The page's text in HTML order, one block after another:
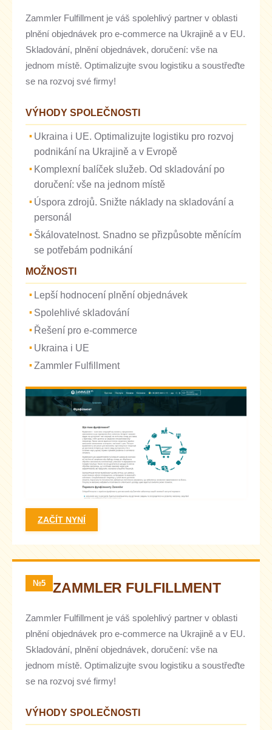
Zammler Fulfillment je váš spolehlivý partner v oblasti
plnění objednávek pro e-commerce na Ukrajině a v EU.
Skladování, plnění objednávek, doručení: vše na
jednom místě. Optimalizujte svou logistiku a soustřeďte
se na rozvoj své firmy!
VÝHODY SPOLEČNOSTI
Ukraina i UE. Optimalizujte logistiku pro rozvoj
podnikání na Ukrajině a v Evropě
Komplexní balíček služeb. Od skladování po
doručení: vše na jednom místě
Úspora zdrojů. Snižte náklady na skladování a
personál
Škálovatelnost. Snadno se přizpůsobte měnícím
se potřebám podnikání
MOŽNOSTI
Lepší hodnocení plnění objednávek
Spolehlivé skladování
Řešení pro e-commerce
Ukraina i UE
Zammler Fulfillment
ZAČÍT NYNÍ
№5 ZAMMLER FULFILLMENT
Zammler Fulfillment je váš spolehlivý partner v oblasti
plnění objednávek pro e-commerce na Ukrajině a v EU.
Skladování, plnění objednávek, doručení: vše na
jednom místě. Optimalizujte svou logistiku a soustřeďte
se na rozvoj své firmy!
VÝHODY SPOLEČNOSTI